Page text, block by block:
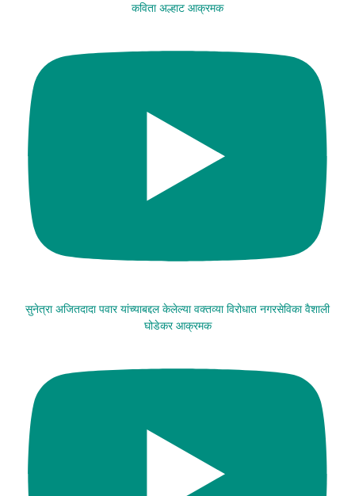
कविता अल्हाट आक्रमक
सुनेत्रा अजितदादा पवार यांच्याबद्दल केलेल्या वक्तव्या विरोधात नगरसेविका वैशाली
घोडेकर आक्रमक